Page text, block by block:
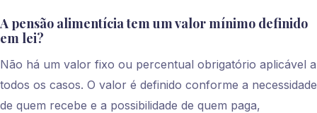
A pensão alimentícia tem um valor mínimo definido
em lei?
Não há um valor fixo ou percentual obrigatório aplicável a
todos os casos. O valor é definido conforme a necessidade
de quem recebe e a possibilidade de quem paga,